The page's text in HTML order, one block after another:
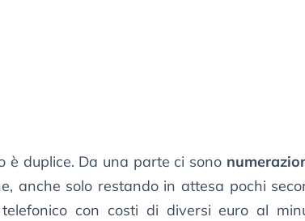
è duplice. Da una parte ci sono
anche solo restando in attesa pochi
con costi di diversi euro al